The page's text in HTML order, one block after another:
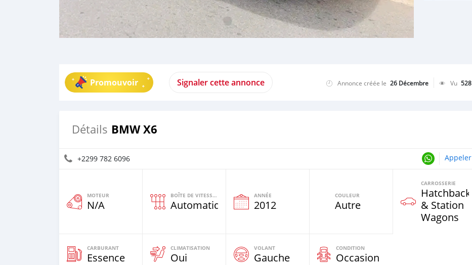
Promouvoir Signaler cette annonce Annonce créée le 26 Décembre Vu 528
Détails BMW X6
+2299 782 6096 Appeler
MOTEUR
N/A
BOÎTE DE VITESSES
Automatique
ANNÉE
2012
COULEUR
Autre
CARROSSERIE
Hatchback
& Station
Wagons
CARBURANT
Essence
CLIMATISATION
Oui
VOLANT
Gauche
CONDITION
Occasion